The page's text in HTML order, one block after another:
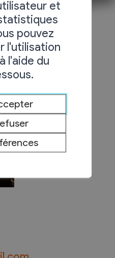
-
et
pouvez
l'utilisation
l'aide du